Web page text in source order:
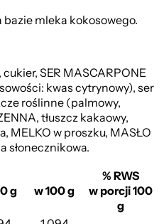
mleka kokosowego.
SER MASCARPONE
kwas cytrynowy), ser
roślinne (palmowy,
tłuszcz kakaowy,
MELKO w proszku, MASŁO
słonecznikowa.
g w 100 g
% RWS
w porcji 100
g